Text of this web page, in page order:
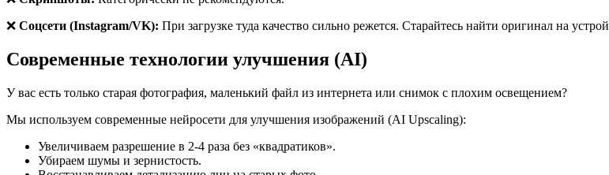
❌ Соцсети (Instagram/VK): При загрузке туда качество сильно режется. Старайтесь найти оригинал на
Современные технологии улучшения (AI)
У вас есть только старая фотография, маленький файл из интернета или снимок с плохим освещением?
Мы используем современные нейросети для улучшения изображений (AI Upscaling):
Увеличиваем разрешение в 2-4 раза без «квадратиков».
Убираем шумы и зернистость.